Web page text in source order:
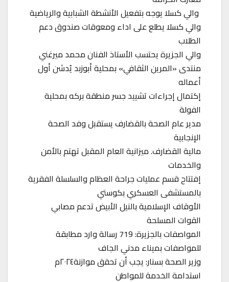
والي كسلا يوجه بتفعيل الأنشطة الشبابية والرياضية
والي كسلا يطلع على اداء ومعوقات صندوق دعم
الطلاب
والي الجزيرة يحتسب الأستاذ الفنان محمد ميرغني
منتدى «المرين الثقافي» بمحلية أبوزبد يُدشن أول
أعماله
إكتمال إجراءات تشييد جسر منطقة بركه بمحلية
الفولة
مدير عام الصحة بالقضارف يستقبل وفد الصحة
الإنجابية
مالية القضارف. ميزانية العام المقبل تهتم بالأمن
والخدمات
إفتتاح قسم عمليات جراحة العظام والسلسلة الفقرية
بالمستشفى العسكري بكوستي
الأوقاف الإسلامية بالنيل الأبيض تدعم مصابي
القوات المسلحة
المواصفات بالجزيرة: 719 رسالة وارد مطابقة
للمواصفات بميناء مدني الجاف
وزير الصحة بسنار: يجب أن تحقق موازنة٢٠٢٤م
استدامة الخدمة للمواطن